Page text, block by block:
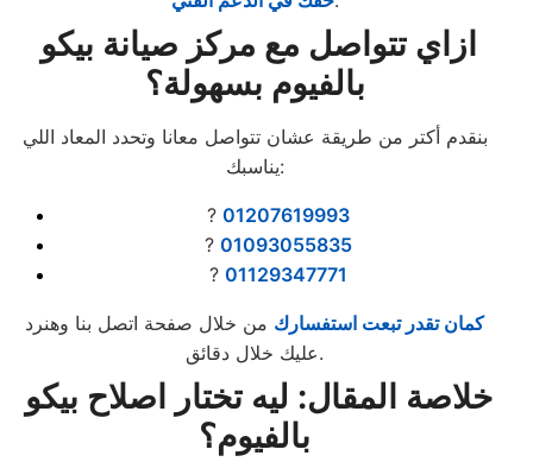
بالفيوم بسهولة؟
بنقدم أكتر من طريقة عشان تتواصل معانا وتحدد المعاد اللي
يناسبك:
? 01207619993
? 01093055835
? 01129347771
كمان تقدر تبعت استفسارك من خلال صفحة اتصل بنا وهنرد
عليك خلال دقائق.
بالفيوم؟